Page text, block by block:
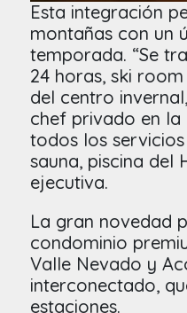
Esta integración
montañas con un
temporada. “Se
24 horas, ski
del centro
chef privado en la
todos los
sauna, piscina del
ejecutiva.
La gran novedad
condominio
Valle Nevado y
interconectado,
estaciones.